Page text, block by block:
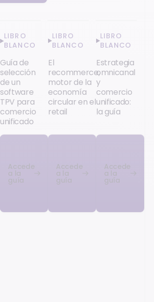
LIBRO
BLANCO
Guía de
selección
de un
software
TPV para
comercio
unificado
Accede
a la
guía
LIBRO
BLANCO
El
recommerce,
motor de la
economía
circular en el
retail
Accede
a la
guía
LIBRO
BLANCO
Estrategia
omnicanal
y
comercio
unificado:
la guía
Accede
a la
guía